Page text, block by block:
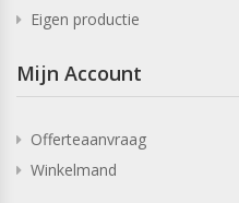
Eigen productie
Mijn Account
Offerteaanvraag
Winkelmand